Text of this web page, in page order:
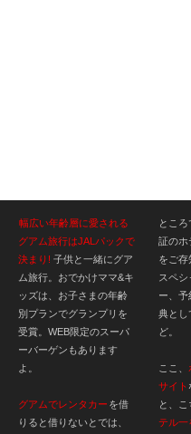
幅広い年齢層に愛される
グアム旅行はJALパックで
決まり! 子供と一緒にグア
ム旅行。おでかけママ&キ
ッズは、お子さまの年齢
別プランでグランプリを
受賞。WEB限定のスーパ
ーバーゲンもあります
よ。
グアムでレンタカー を借
りると借りないとでは、
とこ
証のホ
をご存
スペシ
ー、予
典とし
ど。
ここ、
サイト
と、
テル一